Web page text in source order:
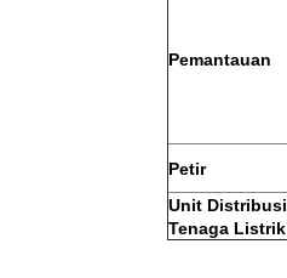
Pemantauan
Petir
Unit Distribusi
Tenaga Listrik